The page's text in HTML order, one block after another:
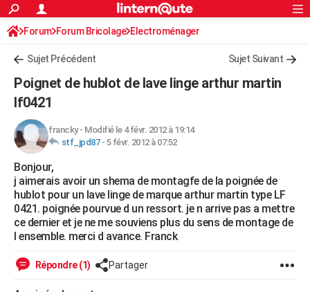
ACTUALITÉS
Politique
Société
Faits Divers
Education
Monde
Villes
+
Programme TV
TNTStreaming
Cinéma
Sorties cinéma
Musique
+FINANCE
Retraite
Impôts
Epargne
Immobilier
Risques naturels par ville
Banque
Assurance
Crédit
AUTO
Essais
Réserver un essai
Citadines
Berlines
SUV
Forum auto
HIGH-TECH
Mobiles
Meilleur smartphone
Internet
Ordinateurs
Jeux vidéo
Guide high-tech
+
BRICOLAGE
Forum
Aménagement intérieur
Extérieur
Cuisine
Salle de bains
Jardinage
Rangement
WEEK-END
Guides de France
Escapades
Patrimoine
Expositions
Musées
Week-end nature
+LIFESTYLE
Art de vivre
Bien-être
Loisirs
Mode
Modes de vie
SANTE
S'inscrire
Connexion
Forum Forum Bricolage Electroménager
Sujet Précédent Sujet Suivant
Poignet de hublot de lave linge arthur martin
lf0421
francky- Modifié le 4 févr. 2012 à 19:14
stf_jpd87- 5 févr. 2012 à 07:52
Bonjour,
j aimerais avoir un shema de montagfe de la poignée de
hublot pour un lave linge de marque arthur martin type LF
0421. poignée pourvue d un ressort. je n arrive pas a mettre
ce dernier et je ne me souviens plus du sens de montage de
l ensemble. merci d avance. Franck
Répondre (1) Partager